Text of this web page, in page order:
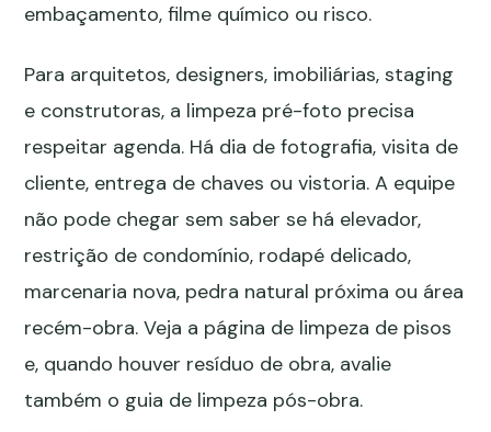
embaçamento, filme químico ou risco.
Para arquitetos, designers, imobiliárias, staging
e construtoras, a limpeza pré-foto precisa
respeitar agenda. Há dia de fotografia, visita de
cliente, entrega de chaves ou vistoria. A equipe
não pode chegar sem saber se há elevador,
restrição de condomínio, rodapé delicado,
marcenaria nova, pedra natural próxima ou área
recém-obra. Veja a página de limpeza de pisos
e, quando houver resíduo de obra, avalie
também o guia de limpeza pós-obra.